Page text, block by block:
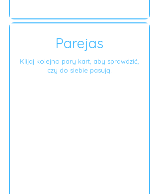
Parejas
Klijaj kolejno pary kart, aby sprawdzić,
czy do siebie pasują.